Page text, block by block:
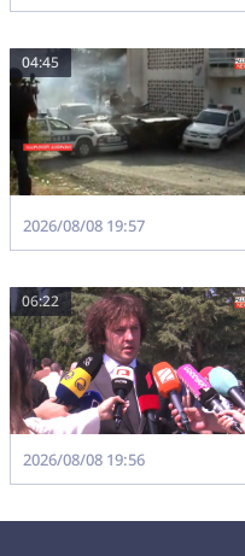
04:45
2026/08/08 19:57
06:22
2026/08/08 19:56